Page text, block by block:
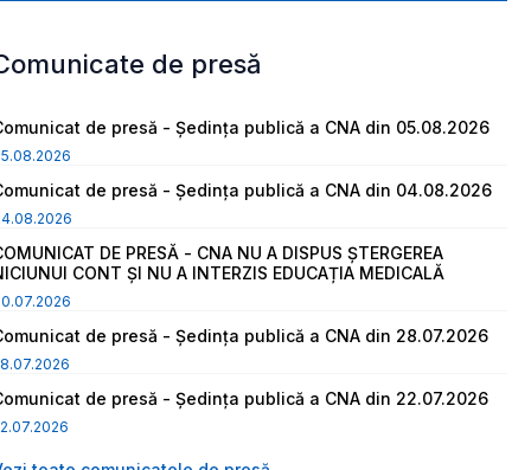
de presă
de presă - Ședința publică a CNA din 05.08.2026
de presă - Ședința publică a CNA din 04.08.2026
DE PRESĂ - CNA NU A DISPUS ȘTERGEREA
CONT ȘI NU A INTERZIS EDUCAȚIA MEDICALĂ
de presă - Ședința publică a CNA din 28.07.2026
de presă - Ședința publică a CNA din 22.07.2026